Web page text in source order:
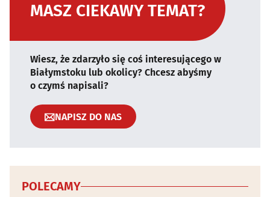
MASZ CIEKAWY TEMAT?
Wiesz, że zdarzyło się coś interesującego w
Białymstoku lub okolicy? Chcesz abyśmy
o czymś napisali?
NAPISZ DO NAS
POLECAMY